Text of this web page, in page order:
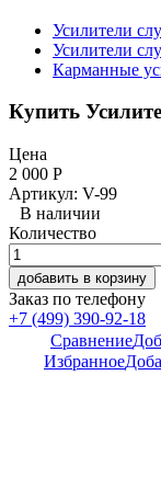
Усилители
Усилители
Карманные
Купить
Цена
2 000 Р
Артикул: V-99
В наличии
Количество
добавить в корзину
Заказ по телефону
+7 (499) 390-92-18
Сравнение
Избранное